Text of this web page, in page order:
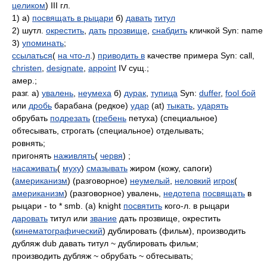
целиком) III гл.
1) а) посвящать в рыцари б) давать титул
2) шутл. окрестить дать прозвище снабдить кличкой Syn: name
3) упоминать;
ссылаться( на что-л .) приводить в качестве примера Syn: call,
christen designate appoint IV сущ.;
амер.;
разг. а) увалень неумеха б) дурак тупица Syn: duffer, fool бой
или дробь барабана (редкое) удар (at) тыкать ударять
обрубать подрезать (гребень петуха) (специальное)
обтесывать, строгать (специальное) отделывать;
ровнять;
пригонять наживлять( червя) ;
насаживать( муху) смазывать жиром (кожу, сапоги)
(американизм) (разговорное) неумелый неловкий игрок(
американизм) (разговорное) увалень, недотепа посвящать в
рыцари - to * smb. (a) knight посвятить кого-л. в рыцари
даровать титул или звание дать прозвище, окрестить
(кинематографический) дублировать (фильм), производить
дубляж dub давать титул ~ дублировать фильм;
производить дубляж ~ обрубать ~ обтесывать;